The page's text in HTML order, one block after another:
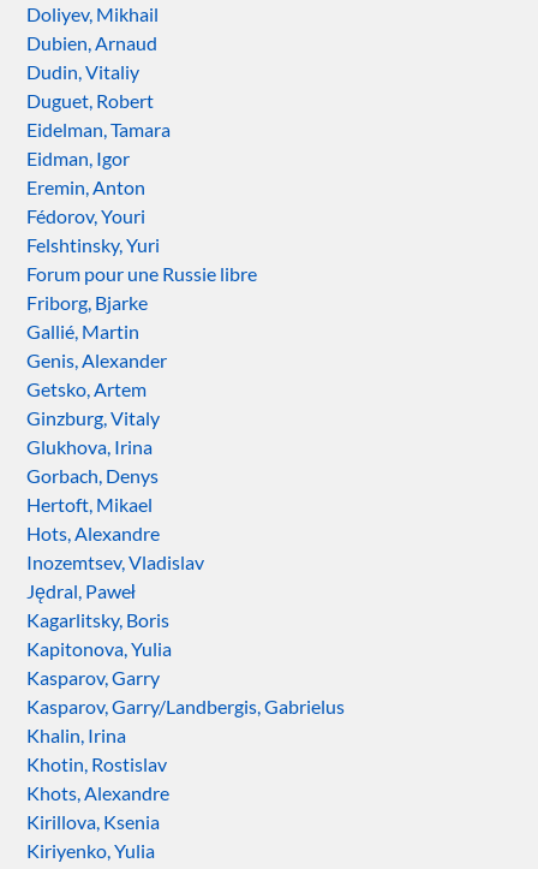
Doliyev, Mikhail
Dubien, Arnaud
Dudin, Vitaliy
Duguet, Robert
Eidelman, Tamara
Eidman, Igor
Eremin, Anton
Fédorov, Youri
Felshtinsky, Yuri
Forum pour une Russie libre
Friborg, Bjarke
Gallié, Martin
Genis, Alexander
Getsko, Artem
Ginzburg, Vitaly
Glukhova, Irina
Gorbach, Denys
Hertoft, Mikael
Hots, Alexandre
Inozemtsev, Vladislav
Jędral, Paweł
Kagarlitsky, Boris
Kapitonova, Yulia
Kasparov, Garry
Kasparov, Garry/Landbergis, Gabrielus
Khalin, Irina
Khotin, Rostislav
Khots, Alexandre
Kirillova, Ksenia
Kiriyenko, Yulia